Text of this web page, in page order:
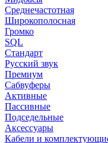
Среднечастотная
Широкополосная
Громко
SQL
Стандарт
Русский звук
Премиум
Сабвуферы
Активные
Пассивные
Подседельные
Аксессуары
Кабели и